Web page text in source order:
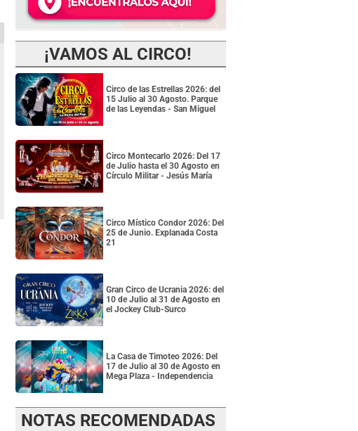
¡VAMOS AL CIRCO!
Circo de las Estrellas 2026: del
15 Julio al 30 Agosto. Parque
de las Leyendas - San Miguel
Circo Montecarlo 2026: Del 17
de Julio hasta el 30 Agosto en
Círculo Militar - Jesús María
Circo Místico Condor 2026: Del
25 de Junio. Explanada Costa
21
Gran Circo de Ucrania 2026: del
10 de Julio al 31 de Agosto en
el Jockey Club-Surco
La Casa de Timoteo 2026: Del
17 de Julio al 30 de Agosto en
Mega Plaza - Independencia
NOTAS RECOMENDADAS